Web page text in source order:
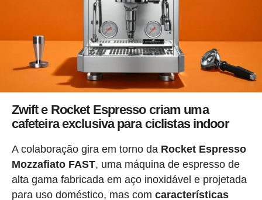
Zwift e Rocket Espresso criam uma
cafeteira exclusiva para ciclistas indoor
A colaboração gira em torno da Rocket Espresso
Mozzafiato FAST, uma máquina de espresso de
alta gama fabricada em aço inoxidável e projetada
para uso doméstico, mas com características